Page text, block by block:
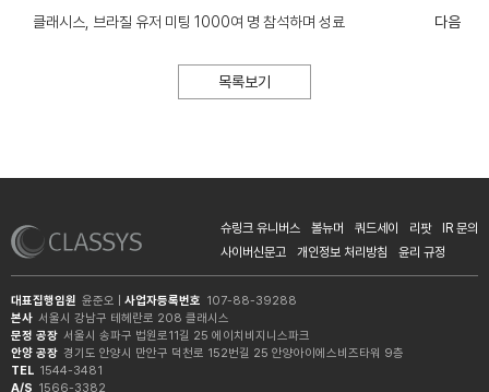
클래시스, 브라질 유저 미팅 1000여 명 참석하며 성료 다음
목록보기
슈링크 유니버스 볼뉴머 쿼드세이 리팟
IR 문의
사이버신문고
개인정보 처리방침 윤리 규정
대표집행임원 윤준오 | 사업자등록번호 107-88-39288
본사 서울시 강남구 테헤란로 208 클래시스
문정 공장 서울시 송파구 법원로11길 25 에이치비지니스파크
안양 공장 경기도 안양시 만안구 덕천로 152번길 25 안양아이에스비즈타워 9층
TEL 1544-3481
A/S 1566-3382